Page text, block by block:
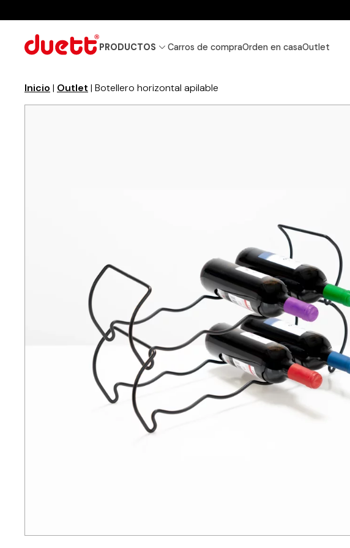
PRODUCTOS Carros de compraOrden en casaOutlet
Inicio | Outlet | Botellero horizontal apilable